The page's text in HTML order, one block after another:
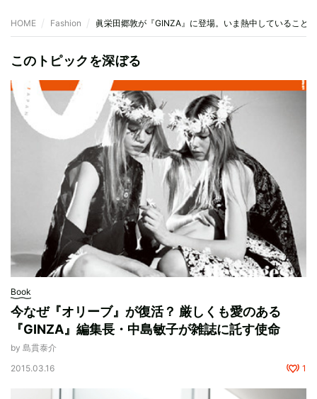
HOME Fashion 眞栄田郷敦が『GINZA』に登場。いま熱中していること
このトピックを深ぼる
Book
今なぜ『オリーブ』が復活？ 厳しくも愛のある
『GINZA』編集長・中島敏子が雑誌に託す使命
by 島貫泰介
2015.03.16
1